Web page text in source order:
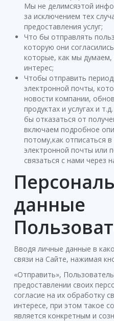
Мы не делимсяэтой
за исключением тех
предоставления услуг;
Что бы отправлять
которую они
которые, как мы думаем,
интерес;
Чтобы отправить
электронной почты,
новости компании,
продуктах и услугах и
бы отказаться от
включаем подробное
потому,как отписаться
электронной почты или
связаться с нами через
данные
Вводя личные данные в
связи на Сайте, нажимая
«Отправить»,
предоставлении своих
согласие на их обработку
интересе, при этом такое
является конкретным и